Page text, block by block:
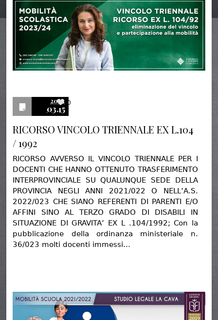
2023
03.15
0
RICORSO VINCOLO TRIENNALE EX L.104
/ 1992
RICORSO AVVERSO IL VINCOLO TRIENNALE PER I
DOCENTI CHE HANNO OTTENUTO TRASFERIMENTO
INTERPROVINCIALE SU QUALUNQUE SEDE DELLA
PROVINCIA NEGLI ANNI 2021/022 O NELL’A.S.
2022/023 CHE SIANO REFERENTI DI PARENTI E/O
AFFINI SINO AL TERZO GRADO DI DISABILI IN
SITUAZIONE DI GRAVITA’ EX L .104/1992; Con la
pubblicazione della ordinanza ministeriale n.
36/023 molti docenti immessi…